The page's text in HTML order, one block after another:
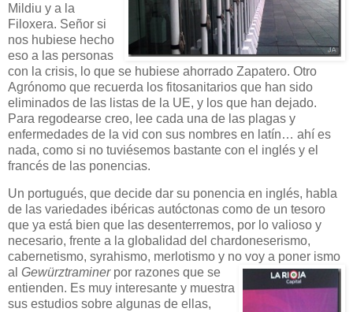
Mildiu y a la
Filoxera. Señor si
nos hubiese hecho
eso a las personas
con la crisis, lo que se hubiese ahorrado Zapatero. Otro
Agrónomo que recuerda los fitosanitarios que han sido
eliminados de las listas de la UE, y los que han dejado.
Para regodearse creo, lee cada una de las plagas y
enfermedades de la vid con sus nombres en latín… ahí es
nada, como si no tuviésemos bastante con el inglés y el
francés de las ponencias.
Un portugués, que decide dar su ponencia en inglés, habla
de las variedades ibéricas autóctonas como de un tesoro
que ya está bien que las desenterremos, por lo valioso y
necesario, frente a la globalidad del chardoneserismo,
cabernetismo, syrahismo, merlotismo y no voy a poner ismo
al Gewürztraminerpor razones que se
entienden. Es muy interesante y muestra
sus estudios sobre algunas de ellas,